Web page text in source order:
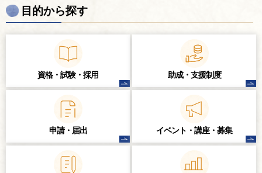
目的から探す
資格・試験・ 採用 助成・支援制度
申請・届出 イベント・講座・ 募集